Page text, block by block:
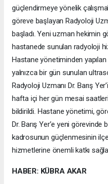
güçlendirmeye yönelik
göreve başlayan Radyoloji
başladı. Yeni uzman hekimin
hastanede sunulan radyoloji
Hastane yönetiminden
yalnızca bir gün sunulan
Radyoloji Uzmanı Dr. Barış
hafta içi her gün mesai
bildirildi. Hastane yönetimi,
Dr. Barış Yer’e yeni görevinde
kadrosunun güçlenmesinin
hizmetlerine önemli katkı
HABER: KÜBRA AKAR